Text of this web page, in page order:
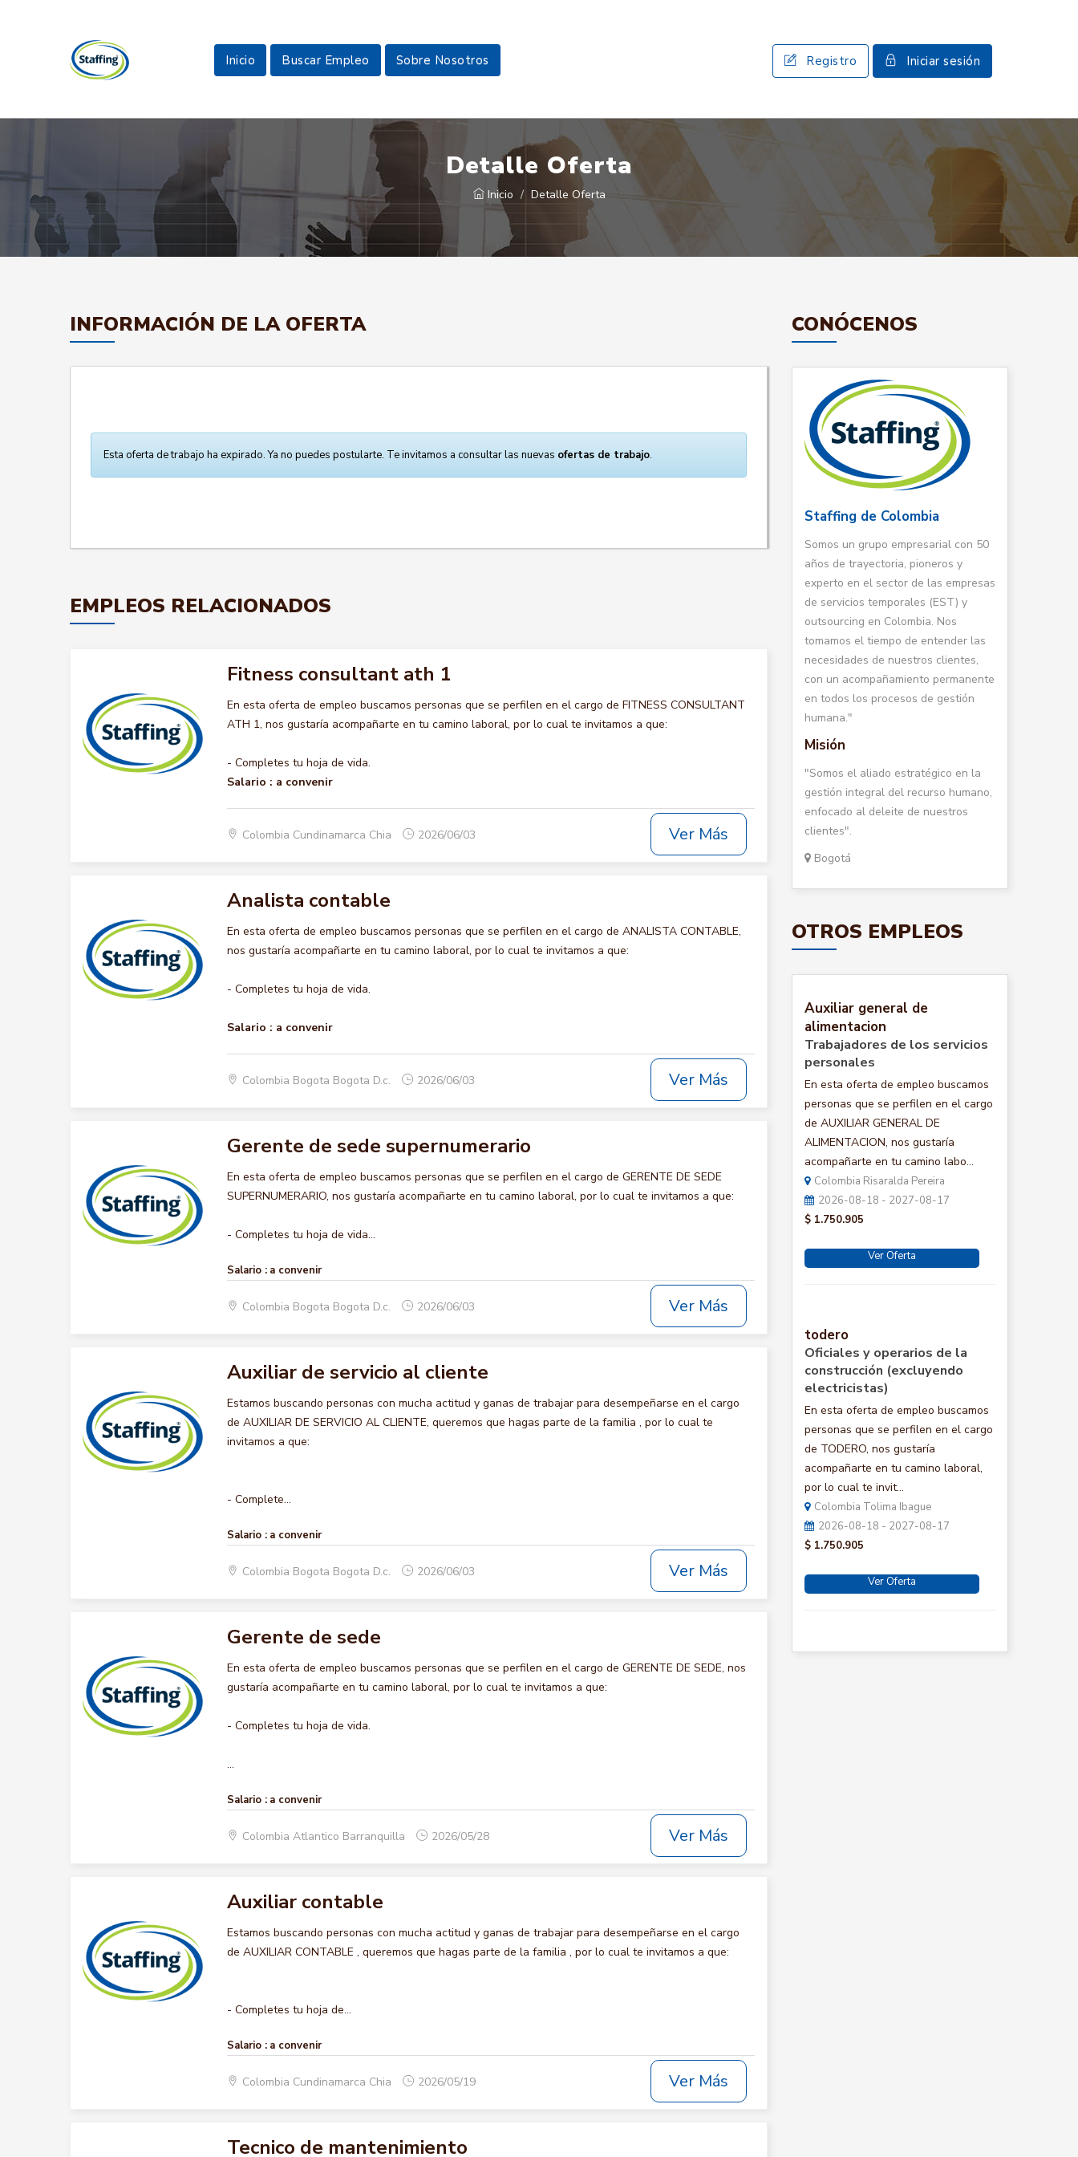
Inicio Buscar Empleo Sobre Nosotros Registro Iniciar sesión
Detalle Oferta
Inicio Detalle Oferta
INFORMACIÓN DE LA OFERTA
Esta oferta de trabajo ha expirado. Ya no puedes postularte. Te invitamos a consultar las nuevas ofertas de trabajo.
EMPLEOS RELACIONADOS
Fitness consultant ath 1
En esta oferta de empleo buscamos personas que se perfilen en el cargo de FITNESS CONSULTANT
ATH 1, nos gustaría acompañarte en tu camino laboral, por lo cual te invitamos a que:
- Completes tu hoja de vida.
Salario : a convenir
Colombia Cundinamarca Chia 2026/06/03 Ver Más
Analista contable
En esta oferta de empleo buscamos personas que se perfilen en el cargo de ANALISTA CONTABLE,
nos gustaría acompañarte en tu camino laboral, por lo cual te invitamos a que:
- Completes tu hoja de vida.
Salario : a convenir
Colombia Bogota Bogota D.c. 2026/06/03 Ver Más
Gerente de sede supernumerario
En esta oferta de empleo buscamos personas que se perfilen en el cargo de GERENTE DE SEDE
SUPERNUMERARIO, nos gustaría acompañarte en tu camino laboral, por lo cual te invitamos a que:
- Completes tu hoja de vida...
Salario : a convenir
Colombia Bogota Bogota D.c. 2026/06/03 Ver Más
Auxiliar de servicio al cliente
Estamos buscando personas con mucha actitud y ganas de trabajar para desempeñarse en el cargo
de AUXILIAR DE SERVICIO AL CLIENTE, queremos que hagas parte de la familia , por lo cual te
invitamos a que:
- Complete...
Salario : a convenir
Colombia Bogota Bogota D.c. 2026/06/03 Ver Más
Gerente de sede
En esta oferta de empleo buscamos personas que se perfilen en el cargo de GERENTE DE SEDE, nos
gustaría acompañarte en tu camino laboral, por lo cual te invitamos a que:
- Completes tu hoja de vida.
...
Salario : a convenir
Colombia Atlantico Barranquilla 2026/05/28 Ver Más
Auxiliar contable
Estamos buscando personas con mucha actitud y ganas de trabajar para desempeñarse en el cargo
de AUXILIAR CONTABLE , queremos que hagas parte de la familia , por lo cual te invitamos a que:
- Completes tu hoja de...
Salario : a convenir
Colombia Cundinamarca Chia 2026/05/19 Ver Más
Tecnico de mantenimiento
CONÓCENOS
Staffing de Colombia
Somos un grupo empresarial con 50
años de trayectoria, pioneros y
experto en el sector de las empresas
de servicios temporales (EST) y
outsourcing en Colombia. Nos
tomamos el tiempo de entender las
necesidades de nuestros clientes,
con un acompañamiento permanente
en todos los procesos de gestión
humana."
Misión
"Somos el aliado estratégico en la
gestión integral del recurso humano,
enfocado al deleite de nuestros
clientes".
Bogotá
OTROS EMPLEOS
Auxiliar general de
alimentacion
Trabajadores de los servicios
personales
En esta oferta de empleo buscamos
personas que se perfilen en el cargo
de AUXILIAR GENERAL DE
ALIMENTACION, nos gustaría
acompañarte en tu camino labo...
Colombia Risaralda Pereira
2026-08-18 - 2027-08-17
$ 1.750.905
Ver Oferta
todero
Oficiales y operarios de la
construcción (excluyendo
electricistas)
En esta oferta de empleo buscamos
personas que se perfilen en el cargo
de TODERO, nos gustaría
acompañarte en tu camino laboral,
por lo cual te invit...
Colombia Tolima Ibague
2026-08-18 - 2027-08-17
$ 1.750.905
Ver Oferta